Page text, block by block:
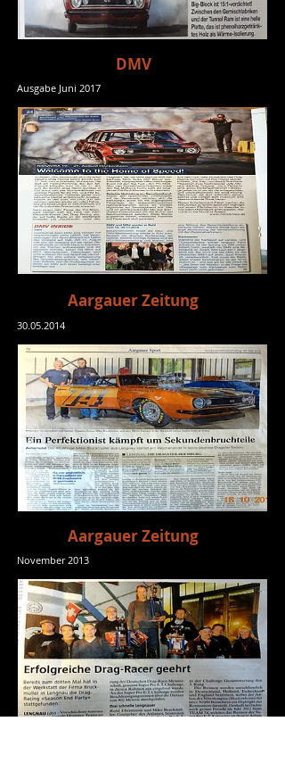
DMV
Ausgabe Juni 2017
Aargauer Zeitung
30.05.2014
Aargauer Zeitung
November 2013